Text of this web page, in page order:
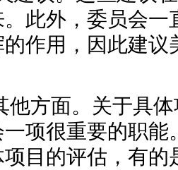
此外，委员会一
作用，因此建议
他方面。关于具
项很重要的职能
目的评估，有的